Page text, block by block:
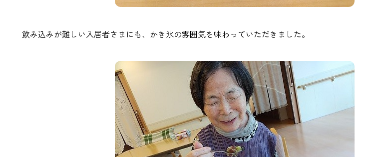
飲み込みが難しい入居者さまにも、かき氷の雰囲気を味わっていただきました。